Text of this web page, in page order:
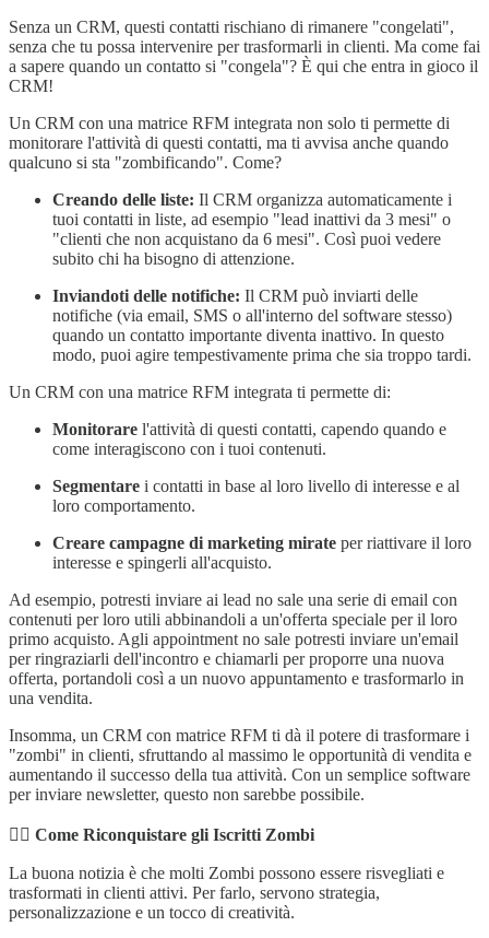
Senza un CRM, questi contatti rischiano di rimanere "congelati",
senza che tu possa intervenire per trasformarli in clienti. Ma come fai
a sapere quando un contatto si "congela"? È qui che entra in gioco il
CRM!
Un CRM con una matrice RFM integrata non solo ti permette di
monitorare l'attività di questi contatti, ma ti avvisa anche quando
qualcuno si sta "zombificando". Come?
Creando delle liste: Il CRM organizza automaticamente i
tuoi contatti in liste, ad esempio "lead inattivi da 3 mesi" o
"clienti che non acquistano da 6 mesi". Così puoi vedere
subito chi ha bisogno di attenzione.
Inviandoti delle notifiche: Il CRM può inviarti delle
notifiche (via email, SMS o all'interno del software stesso)
quando un contatto importante diventa inattivo. In questo
modo, puoi agire tempestivamente prima che sia troppo tardi.
Un CRM con una matrice RFM integrata ti permette di:
Monitorare l'attività di questi contatti, capendo quando e
come interagiscono con i tuoi contenuti.
Segmentare i contatti in base al loro livello di interesse e al
loro comportamento.
Creare campagne di marketing mirate per riattivare il loro
interesse e spingerli all'acquisto.
Ad esempio, potresti inviare ai lead no sale una serie di email con
contenuti per loro utili abbinandoli a un'offerta speciale per il loro
primo acquisto. Agli appointment no sale potresti inviare un'email
per ringraziarli dell'incontro e chiamarli per proporre una nuova
offerta, portandoli così a un nuovo appuntamento e trasformarlo in
una vendita.
Insomma, un CRM con matrice RFM ti dà il potere di trasformare i
"zombi" in clienti, sfruttando al massimo le opportunità di vendita e
aumentando il successo della tua attività. Con un semplice software
per inviare newsletter, questo non sarebbe possibile.
🧟‍♀️ Come Riconquistare gli Iscritti Zombi
La buona notizia è che molti Zombi possono essere risvegliati e
trasformati in clienti attivi. Per farlo, servono strategia,
personalizzazione e un tocco di creatività.